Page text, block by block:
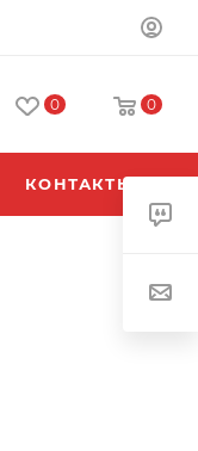
0 0
КОНТАКТЫ